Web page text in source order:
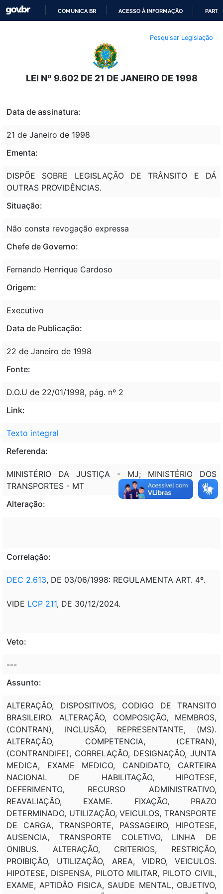
O
CONTEÚDO
COMUNICA BR ACESSO À INFORMAÇÃO
Pesquisar Legislação
LEI Nº 9.602 DE 21 DE JANEIRO DE 1998
Data de assinatura:
21 de Janeiro de 1998
Ementa:
DISPÕE SOBRE LEGISLAÇÃO DE TRÂNSITO E DÁ
OUTRAS PROVIDÊNCIAS.
Situação:
Não consta revogação expressa
Chefe de Governo:
Fernando Henrique Cardoso
Origem:
Executivo
Data de Publicação:
22 de Janeiro de 1998
Fonte:
D.O.U de 22/01/1998, pág. nº 2
Link:
Texto integral
Referenda:
MINISTÉRIO DA JUSTIÇA - MJ; MINISTÉRIO DOS
TRANSPORTES - MT
Alteração:
Correlação:
DEC 2.613, DE 03/06/1998: REGULAMENTA ART. 4º.
VIDE LCP 211, DE 30/12/2024.
Veto:
---
Assunto:
ALTERAÇÃO, DISPOSITIVOS, CODIGO DE TRANSITO
BRASILEIRO. ALTERAÇÃO, COMPOSIÇÃO, MEMBROS,
(CONTRAN), INCLUSÃO, REPRESENTANTE, (MS).
ALTERAÇÃO, COMPETENCIA, (CETRAN),
(CONTRANDIFE), CORRELAÇÃO, DESIGNAÇÃO, JUNTA
MEDICA, EXAME MEDICO, CANDIDATO, CARTEIRA
NACIONAL DE HABILITAÇÃO, HIPOTESE,
DEFERIMENTO, RECURSO ADMINISTRATIVO,
REAVALIAÇÃO, EXAME. FIXAÇÃO, PRAZO
DETERMINADO, UTILIZAÇÃO, VEICULOS, TRANSPORTE
DE CARGA, TRANSPORTE, PASSAGEIRO, HIPOTESE,
AUSENCIA, TRANSPORTE COLETIVO, LINHA DE
ONIBUS. ALTERAÇÃO, CRITERIOS, RESTRIÇÃO,
PROIBIÇÃO, UTILIZAÇÃO, AREA, VIDRO, VEICULOS.
HIPOTESE, DISPENSA, PILOTO MILITAR, PILOTO CIVIL,
EXAME, APTIDÃO FISICA, SAUDE MENTAL, OBJETIVO,